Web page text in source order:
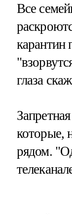
Все
карантин
глаза
которые,
рядом.